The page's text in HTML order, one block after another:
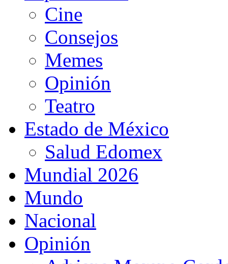
Cine
Consejos
Memes
Opinión
Teatro
Estado de México
Salud Edomex
Mundial 2026
Mundo
Nacional
Opinión